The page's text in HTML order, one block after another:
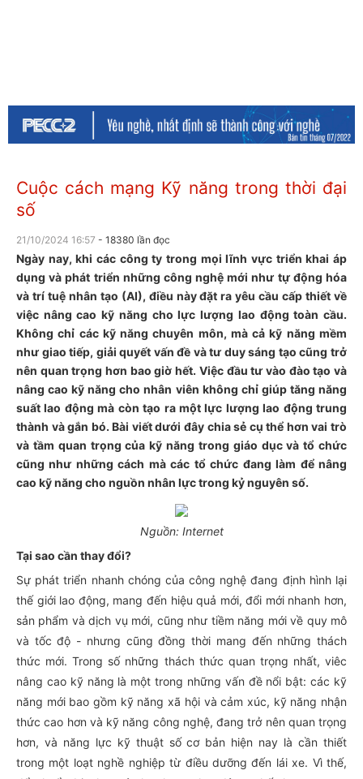
Cuộc cách mạng Kỹ năng trong thời đại
số
21/10/2024 16:57 - 18380 lần đọc
Ngày nay, khi các công ty trong mọi lĩnh vực triển khai áp
dụng và phát triển những công nghệ mới như tự động hóa
và trí tuệ nhân tạo (AI), điều này đặt ra yêu cầu cấp thiết về
việc nâng cao kỹ năng cho lực lượng lao động toàn cầu.
Không chỉ các kỹ năng chuyên môn, mà cả kỹ năng mềm
như giao tiếp, giải quyết vấn đề và tư duy sáng tạo cũng trở
nên quan trọng hơn bao giờ hết. Việc đầu tư vào đào tạo và
nâng cao kỹ năng cho nhân viên không chỉ giúp tăng năng
suất lao động mà còn tạo ra một lực lượng lao động trung
thành và gắn bó. Bài viết dưới đây chia sẻ cụ thể hơn vai trò
và tầm quan trọng của kỹ năng trong giáo dục và tổ chức
cũng như những cách mà các tổ chức đang làm để nâng
cao kỹ năng cho nguồn nhân lực trong kỷ nguyên số.
Nguồn: Internet
Tại sao cần thay đổi?
Sự phát triển nhanh chóng của công nghệ đang định hình lại
thế giới lao động, mang đến hiệu quả mới, đổi mới nhanh hơn,
sản phẩm và dịch vụ mới, cũng như tiềm năng mới về quy mô
và tốc độ - nhưng cũng đồng thời mang đến những thách
thức mới. Trong số những thách thức quan trọng nhất, viêc
nâng cao kỹ năng là một trong những vấn đề nổi bật: các kỹ
năng mới bao gồm kỹ năng xã hội và cảm xúc, kỹ năng nhận
thức cao hơn và kỹ năng công nghệ, đang trở nên quan trọng
hơn, và năng lực kỹ thuật số cơ bản hiện nay là cần thiết
trong một loạt nghề nghiệp từ điều dưỡng đến lái xe. Vì thế,